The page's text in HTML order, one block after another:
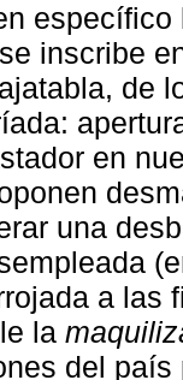
inscribe
de
en
una
a las
la
del